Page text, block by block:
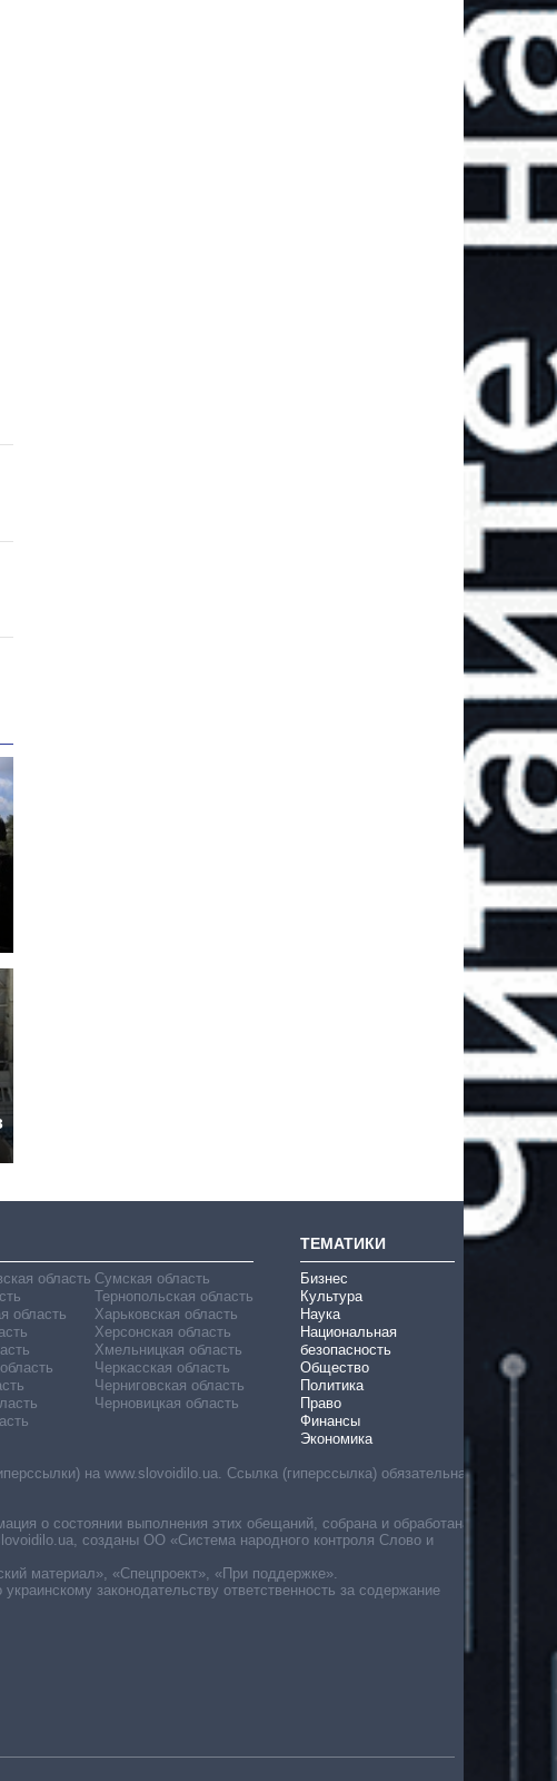
область
область
Сумская область
Тернопольская область
Харьковская область
Херсонская область
Хмельницкая область
Черкасская область
Черниговская область
Черновицкая область
ТЕМАТИКИ
Бизнес
Культура
Наука
Национальная
безопасность
Общество
Политика
Право
Финансы
Экономика
на www.slovoidilo.ua. Ссылка (гиперссылка) обязательна
о состоянии выполнения этих обещаний, собрана и обработана
созданы ОО «Система народного контроля Слово и
материал», «Спецпроект», «При поддержке».
законодательству ответственность за содержание